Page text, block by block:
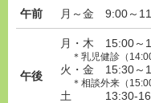
午前 月～金 9:00～
午後
月・木 15:00～
＊乳児健診（
火・金 15:30～
＊相談外来（
土 13:30-